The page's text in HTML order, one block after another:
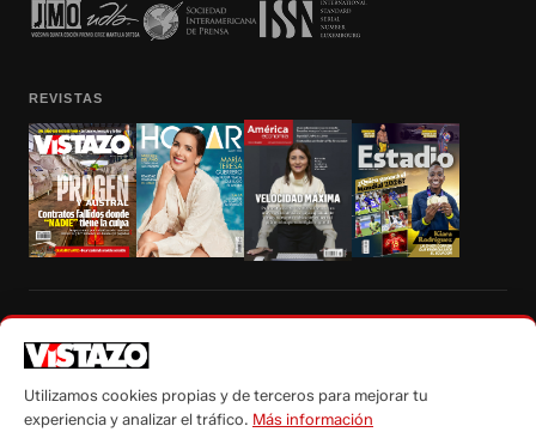
REVISTAS
autorización escrita de su titular, de todos los contenidos de Vistazo.com.
Utilizamos cookies propias y de terceros para mejorar tu
experiencia y analizar el tráfico. Más información